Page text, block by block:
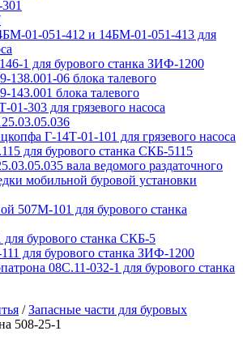
01-051-412 и 14БМ-01-051-413 для
1 для бурового станка ЗИФ-1200
138.001-06 блока талевого
143.001 блока талевого
303 для грязевого насоса
Г-14Т-01-101 для грязевого насоса
для бурового станка СКБ-5115
вала ведомого раздаточного
мобильной буровой установки
507М-101 для бурового станка
для бурового станка СКБ-5
для бурового станка ЗИФ-1200
08С.11-032-1 для бурового станка
/Запасные части для буровых
508-25-1